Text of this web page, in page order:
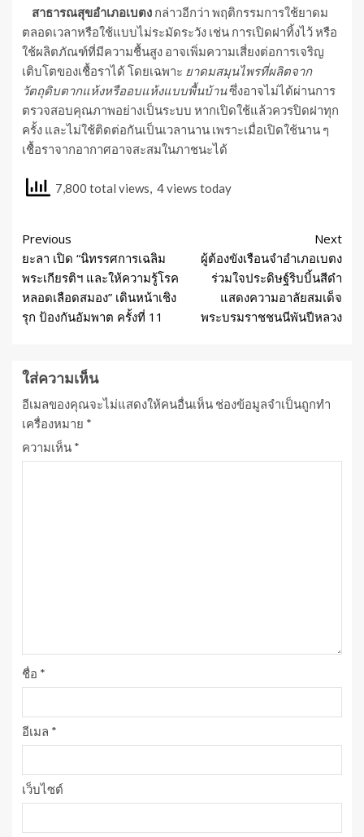
สาธารณสุขอำเภอเบตง กล่าวอีกว่า พฤติกรรมการใช้ยาดม
ตลอดเวลาหรือใช้แบบไม่ระมัดระวัง เช่น การเปิดฝาทิ้งไว้ หรือ
ใช้ผลิตภัณฑ์ที่มีความชื้นสูง อาจเพิ่มความเสี่ยงต่อการเจริญ
เติบโตของเชื้อราได้ โดยเฉพาะ ยาดมสมุนไพรที่ผลิตจาก
วัตถุดิบตากแห้งหรืออบแห้งแบบพื้นบ้านซึ่งอาจไม่ได้ผ่านการ
ตรวจสอบคุณภาพอย่างเป็นระบบ หากเปิดใช้แล้วควรปิดฝาทุก
ครั้ง และไม่ใช้ติดต่อกันเป็นเวลานาน เพราะเมื่อเปิดใช้นาน ๆ
เชื้อราจากอากาศอาจสะสมในภาชนะได้
7,800 total views, 4 views today
Previous
ยะลา เปิด “นิทรรศการเฉลิม
พระเกียรติฯ และให้ความรู้โรค
หลอดเลือดสมอง” เดินหน้าเชิง
รุก ป้องกันอัมพาต ครั้งที่ 11
Next
ผู้ต้องขังเรือนจำอำเภอเบตง
ร่วมใจประดิษฐ์ริบบิ้นสีดำ
แสดงความอาลัยสมเด็จ
พระบรมราชชนนีพันปีหลวง
ใส่ความเห็น
อีเมลของคุณจะไม่แสดงให้คนอื่นเห็น ช่องข้อมูลจำเป็นถูกทำ
เครื่องหมาย *
ความเห็น *
ชื่อ *
อีเมล *
เว็บไซต์